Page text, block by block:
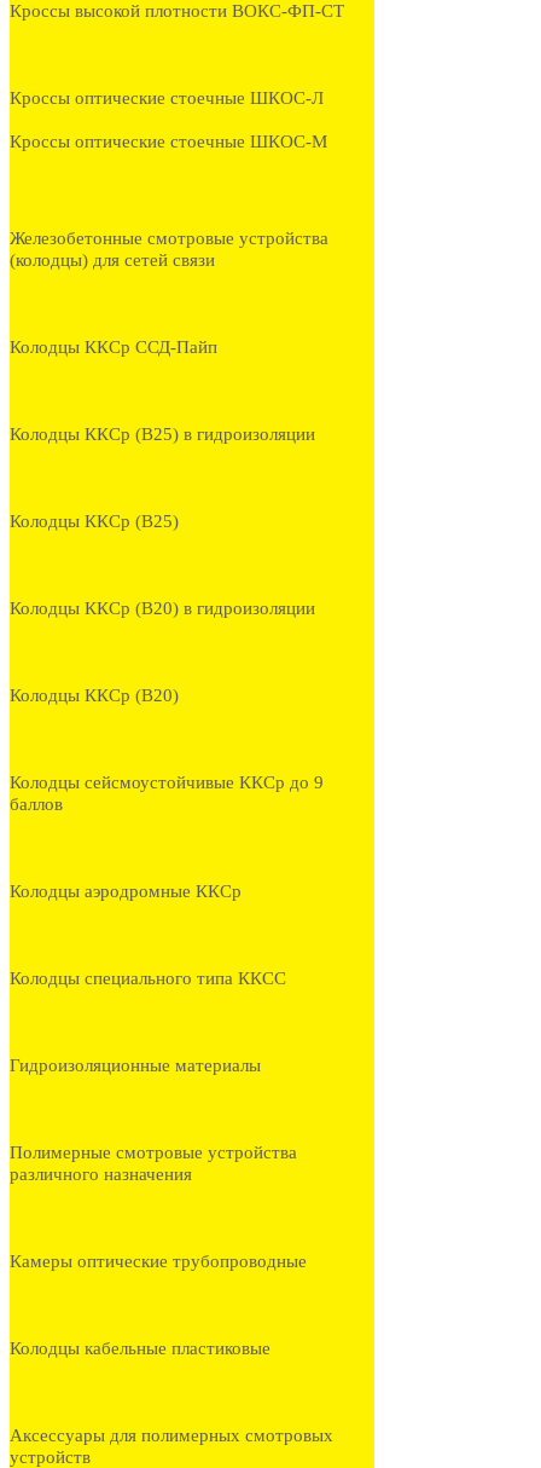
Кроссы высокой плотности ВОКС-ФП-СТ
Кроссы оптические стоечные ШКОС-Л
Кроссы оптические стоечные ШКОС-М
Железобетонные смотровые устройства
(колодцы) для сетей связи
Колодцы ККСр ССД-Пайп
Колодцы ККСр (В25) в гидроизоляции
Колодцы ККСр (В25)
Колодцы ККСр (В20) в гидроизоляции
Колодцы ККСр (В20)
Колодцы сейсмоустойчивые ККСр до 9
баллов
Колодцы аэродромные ККСр
Колодцы специального типа ККСС
Гидроизоляционные материалы
Полимерные смотровые устройства
различного назначения
Камеры оптические трубопроводные
Колодцы кабельные пластиковые
Аксессуары для полимерных смотровых
устройств